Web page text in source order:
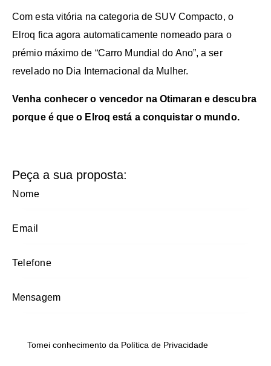
Com esta vitória na categoria de SUV Compacto, o
Elroq fica agora automaticamente nomeado para o
prémio máximo de “Carro Mundial do Ano”, a ser
revelado no Dia Internacional da Mulher.
Venha conhecer o vencedor na Otimaran e descubra
porque é que o Elroq está a conquistar o mundo.
Peça a sua proposta:
Tomei conhecimento da Política de Privacidade